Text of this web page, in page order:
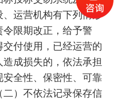
运营机构有下列情形
限期改正，给予警
付使用，已经运营的
成损失的，依法承担
全性、保密性、可靠
）不依法记录保存信